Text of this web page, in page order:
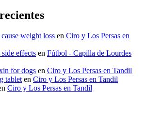
weight loss en Ciro y Los Persas en
effects en Fútbol - Capilla de Lourdes
for dogs en Ciro y Los Persas en Tandil
tablet en Ciro y Los Persas en Tandil
Ciro y Los Persas en Tandil